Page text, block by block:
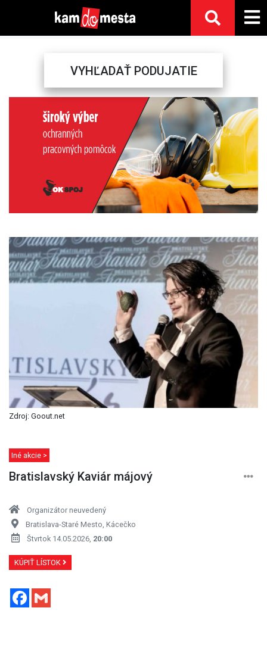
VYHĽADAŤ PODUJATIE
Next
Zdroj: Goout.net
Iné akcie >
Bratislavský Kaviár májový
Organizátor neuvedený
Bratislava-Staré Mesto, Kácečko
Štvrtok 14.05.2026, 20:00
KÚPIŤ LÍSTOK
Facebook